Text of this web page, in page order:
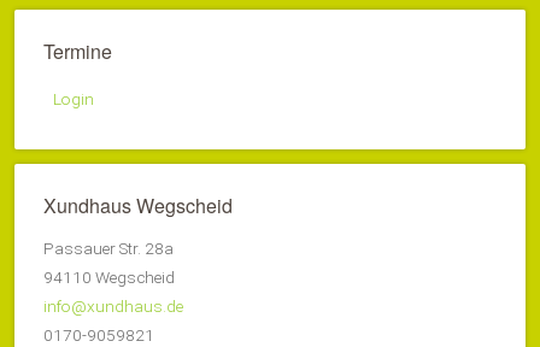
Termine
Login
Xundhaus Wegscheid
Passauer Str. 28a
94110 Wegscheid
info@xundhaus.de
0170-9059821